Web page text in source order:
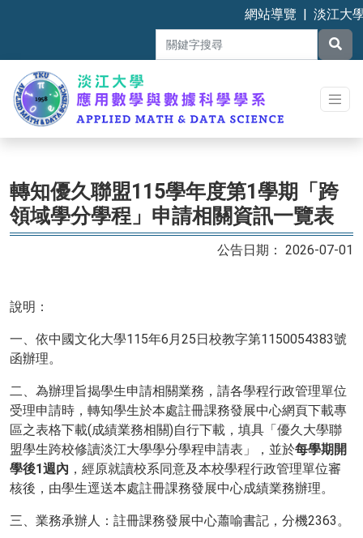
網站導覽 | 淡江大
轉知優久聯盟115學年度第1學期「跨
領域學分學程」申請相關資訊一覽表
2026-07-01
說明：
一、依中國文化大學115年6月25日校教字第1150054383號
函辦理。
二、為辦理旨揭學生申請相關業務，請各學程行政管理單位
受理申請時，轉知學生於本處註冊課務發展中心網頁下載專
區之表格下載(成績業務相關)自行下載，填具「優久大學聯
盟學生跨校修讀淡江大學學分學程申請表」，並於每學期開
學後1週內 ，經原就讀校系同意及本校學程行政管理單位審
核後，由學生逕送本處註冊課務發展中心成績業務辦理。
三、業務承辦人：註冊課務發展中心蕭喻書記，分機2363。